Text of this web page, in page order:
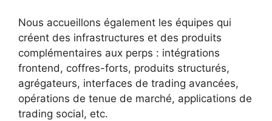
Nous accueillons également les équipes qui
créent des infrastructures et des produits
complémentaires aux perps : intégrations
frontend, coffres-forts, produits structurés,
agrégateurs, interfaces de trading avancées,
opérations de tenue de marché, applications de
trading social, etc.